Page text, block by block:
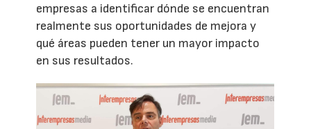
empresas a identificar dónde se encuentran
realmente sus oportunidades de mejora y
qué áreas pueden tener un mayor impacto
en sus resultados.